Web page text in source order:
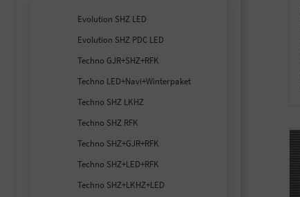
Evolution SHZ LED
Evolution SHZ PDC LED
Techno GJR+SHZ+RFK
Techno LED+Navi+Winterpaket
Techno SHZ LKHZ
Techno SHZ RFK
Techno SHZ+GJR+RFK
Techno SHZ+LED+RFK
Techno SHZ+LKHZ+LED